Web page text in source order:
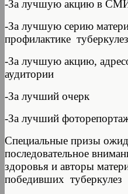
-За лучшую акцию в
-За лучшую серию
профилактике
-За лучшую акцию,
аудитории
-За лучший очерк
-За лучший
Специальные призы
последовательное
здоровья и авторы
победивших туберкулез